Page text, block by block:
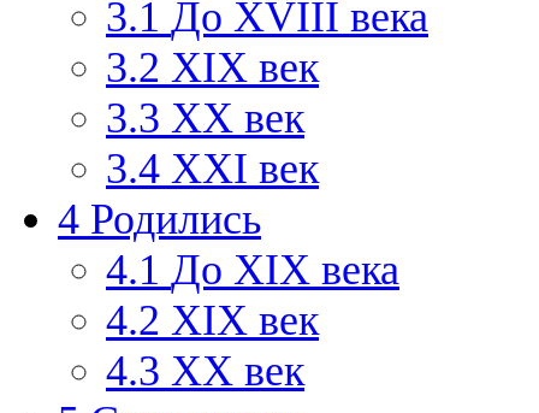
3.1 До XVIII века
3.2 XIX век
3.3 XX век
3.4 XXI век
4 Родились
4.1 До XIX века
4.2 XIX век
4.3 XX век